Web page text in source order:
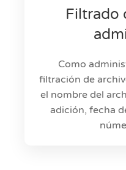
Filtrado
Como
filtración de
el nombre del
adición, fecha